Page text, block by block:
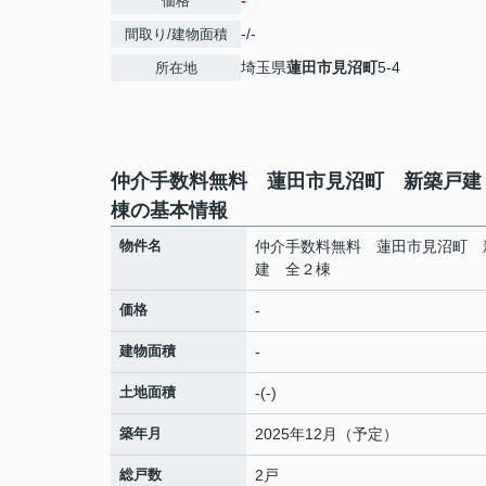
間取り/建物面積 -/-
所在地 埼玉県蓮田市見沼町5-4
仲介手数料無料 蓮田市見沼町 新築戸
棟の基本情報
物件名
仲介手数料無料 蓮田市見沼町
建 全２棟
価格 -
建物面積 -
土地面積 -(-)
築年月 2025年12月（予定）
総戸数 2戸